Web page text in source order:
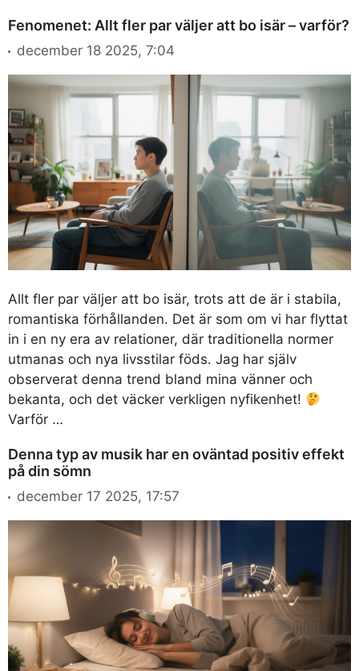
Fenomenet: Allt fler par väljer att bo isär – varför?
december 18 2025, 7:04
Allt fler par väljer att bo isär, trots att de är i stabila,
romantiska förhållanden. Det är som om vi har flyttat
in i en ny era av relationer, där traditionella normer
utmanas och nya livsstilar föds. Jag har själv
observerat denna trend bland mina vänner och
bekanta, och det väcker verkligen nyfikenhet!
Varför …
Denna typ av musik har en oväntad positiv effekt
på din sömn
december 17 2025, 17:57